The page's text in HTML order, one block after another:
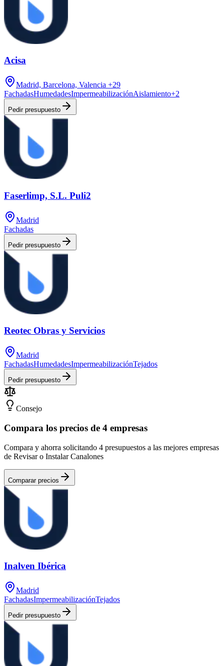
Acisa
Madrid, Barcelona, Valencia +29
FachadasHumedadesImpermeabilizaciónAislamiento+2
Pedir presupuesto
Faserlimp, S.L. Puli2
Madrid
Fachadas
Pedir presupuesto
Reotec Obras y Servicios
Madrid
FachadasHumedadesImpermeabilizaciónTejados
Pedir presupuesto
Consejo
Compara los precios de 4 empresas
Compara y ahorra solicitando 4 presupuestos a las mejores empresas
de Revisar o Instalar Canalones
Comparar precios
Inalven Ibérica
Madrid
FachadasImpermeabilizaciónTejados
Pedir presupuesto